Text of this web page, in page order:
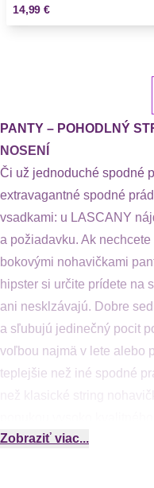
14,99 €
PANTY – POHODLNÝ
NOSENÍ
Či už jednoduché spodné
extravagantné spodné
vsadkami: u LASCANY
a požiadavku. Ak
bokovými nohavičkami
hipster si určite prídete na
ani nesklzávajú. Dobre
a sľubujú jedinečný pocit
voľbou najmä v lete alebo
teplejšie než iné spodné
LASCANY panty, hipster aj
Zobraziť viac...